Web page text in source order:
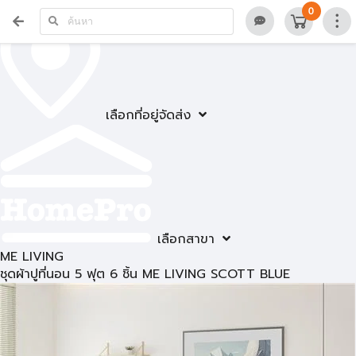
เลือกที่อยู่จัดส่ง
เลือกสาขา
0
ME LIVING
ชุดผ้าปูที่นอน 5 ฟุต 6 ชิ้น ME LIVING SCOTT BLUE